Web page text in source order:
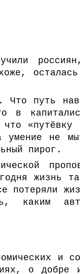
Что путь
в
«путёвку
умение не
пирог.
жизнь
потеряли
каким
и
о